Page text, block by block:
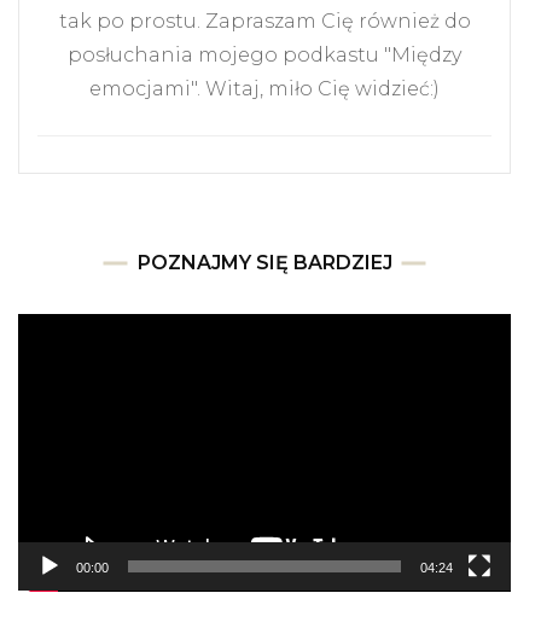
tak po prostu. Zapraszam Cię również do
posłuchania mojego podkastu "Między
emocjami". Witaj, miło Cię widzieć:)
POZNAJMY SIĘ BARDZIEJ
00:00 04:24